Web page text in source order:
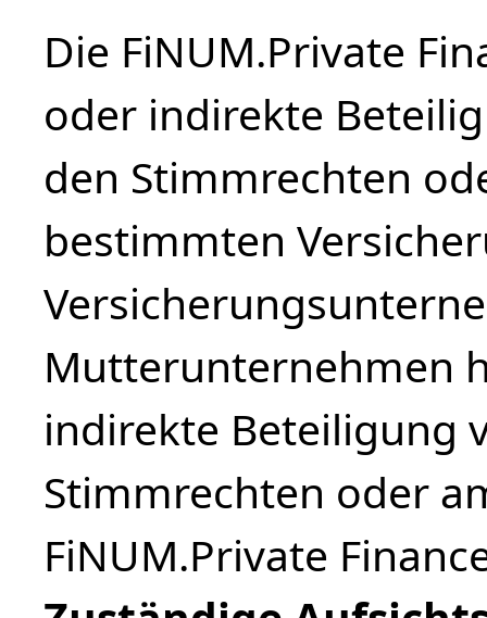
Die FiNUM.Private
oder indirekte
den Stimmrechten
bestimmten
Mutterunternehmen
indirekte Beteiligung
Stimmrechten oder
FiNUM.Private